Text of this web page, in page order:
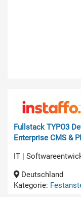
Fullstack TYPO3
Enterprise CMS &
IT |
Deutschland
Kategorie: